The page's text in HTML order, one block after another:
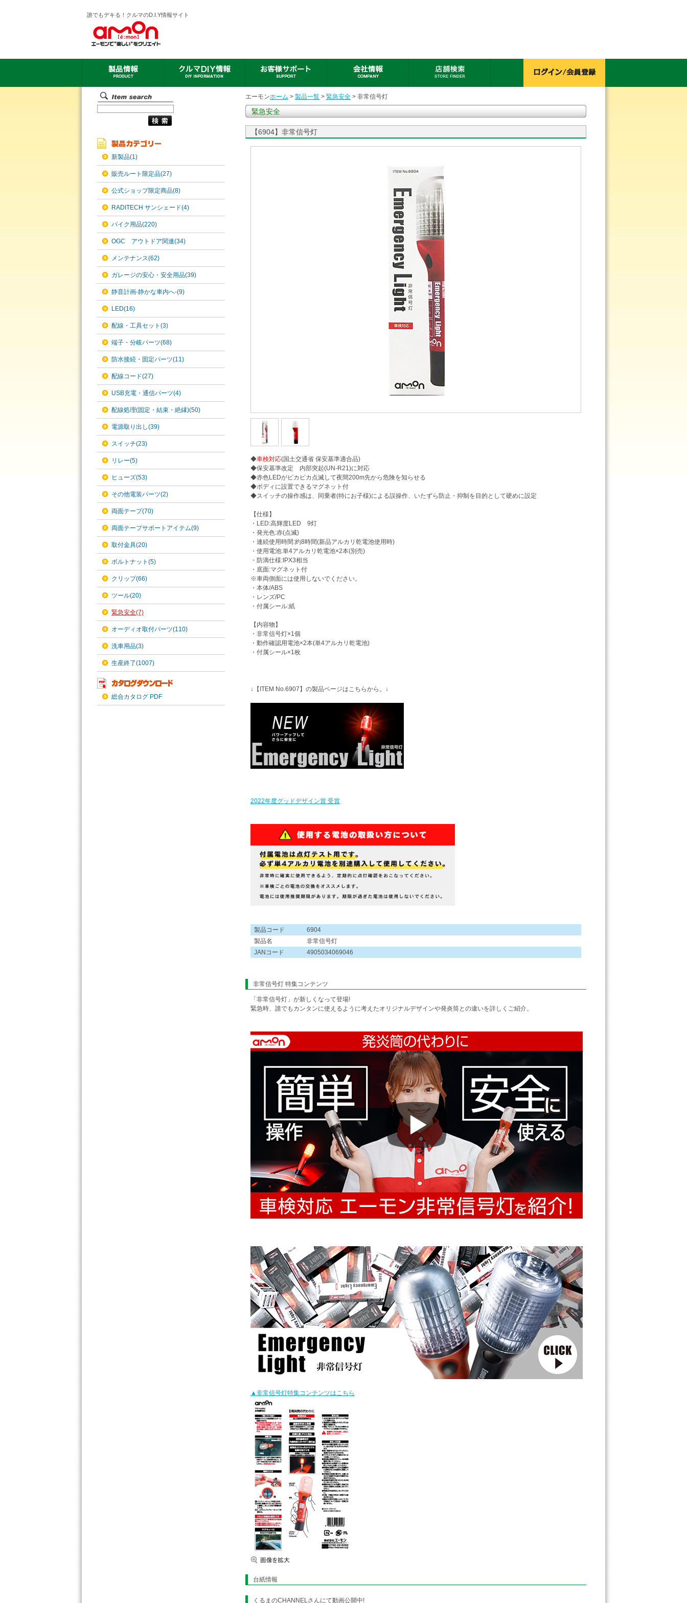
誰でもデキる！クルマのD.I.Y情報サイト
新製品(1)
販売ルート限定品(27)
公式ショップ限定商品(8)
RADITECH サンシェード(4)
バイク用品(220)
OGC アウトドア関連(34)
メンテナンス(62)
ガレージの安心・安全用品(39)
静音計画-静かな車内へ-(9)
LED(16)
配線・工具セット(3)
端子・分岐パーツ(68)
防水接続・固定パーツ(11)
配線コード(27)
USB充電・通信パーツ(4)
配線処理(固定・結束・絶縁)(50)
電源取り出し(39)
スイッチ(23)
リレー(5)
ヒューズ(53)
その他電装パーツ(2)
両面テープ(70)
両面テープサポートアイテム(9)
取付金具(20)
ボルトナット(5)
クリップ(66)
ツール(20)
緊急安全(7)
オーディオ取付パーツ(110)
洗車用品(3)
生産終了(1007)
総合カタログ PDF
エーモンホーム > 製品一覧 > 緊急安全 > 非常信号灯
緊急安全
【6904】非常信号灯
◆車検対応(国土交通省 保安基準適合品)
◆保安基準改定 内部突起(UN-R21)に対応
◆赤色LEDがピカピカ点滅して夜間200m先から危険を知らせる
◆ボディに設置できるマグネット付
◆スイッチの操作感は、同乗者(特にお子様)による誤操作、いたずら防止・抑制を目的として硬めに設定
【仕様】
・LED:高輝度LED 9灯
・発光色:赤(点滅)
・連続使用時間:約8時間(新品アルカリ乾電池使用時)
・使用電池:単4アルカリ乾電池×2本(別売)
・防滴仕様:IPX3相当
・底面:マグネット付
※車両側面には使用しないでください。
・本体/ABS
・レンズ/PC
・付属シール:紙
【内容物】
・非常信号灯×1個
・動作確認用電池×2本(単4アルカリ乾電池)
・付属シール×1枚
↓【ITEM No.6907】の製品ページはこちらから。↓
2022年度グッドデザイン賞 受賞
製品コード
6904
製品名
非常信号灯
JANコード
4905034069046
非常信号灯 特集コンテンツ
「非常信号灯」が新しくなって登場!
緊急時、誰でもカンタンに使えるように考えたオリジナルデザインや発炎筒との違いを詳しくご紹介。
▲非常信号灯特集コンテンツはこちら
台紙情報
くるまのCHANNELさんにて動画公開中!